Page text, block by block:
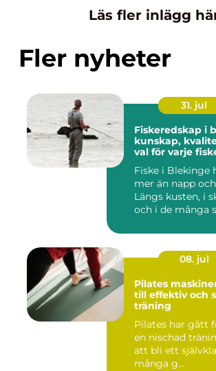
Läs fler inlägg
Fler nyheter
31. jul
Fiskeredskap i
kunskap,
val för varje
Fiske i Blekinge
mer än napp
Längs kusten, i
och i de många
08. jul
Pilates maskiner en
till effektiv och
träning
Pilates har gått
en nischad
att bli ett
många g...